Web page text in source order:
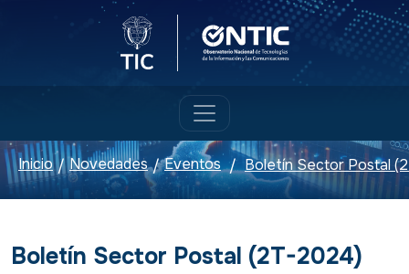
Logo del Ministerio TICLogo ONTIC
Inicio / Novedades / Eventos / Boletín Sector Postal
Boletín Sector Postal (2T-2024)